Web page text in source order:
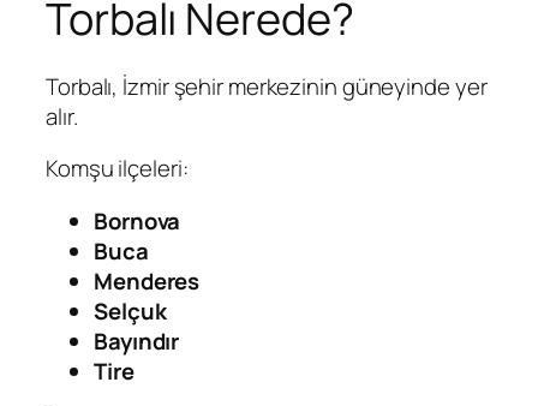
Torbalı Nerede?
Torbalı, İzmir şehir merkezinin güneyinde yer
alır.
Komşu ilçeleri:
Bornova
Buca
Menderes
Selçuk
Bayındır
Tire